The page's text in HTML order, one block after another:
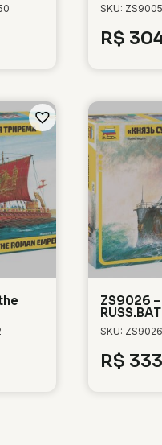
SKU: ZS9005
R$
ZS9026 –
SKU: ZS9026
R$